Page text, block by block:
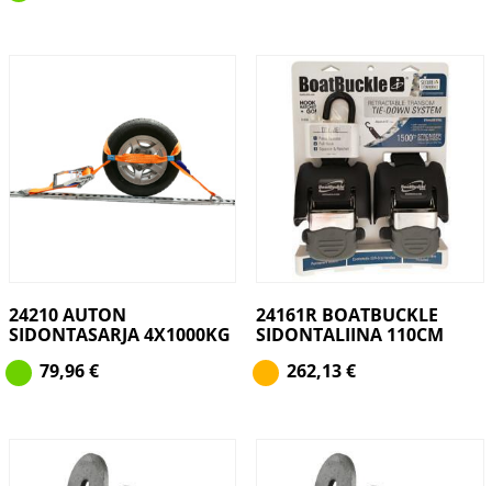
24210 AUTON
SIDONTASARJA 4X1000KG
79,96€
24161R BOATBUCKLE
SIDONTALIINA 110CM
262,13€